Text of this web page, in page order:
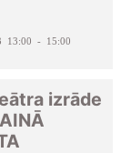
13:00 - 15:00
izrāde